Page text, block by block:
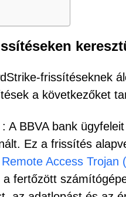
frissítéseknek
a következőket
: A BBVA bank
Ez a frissítés
Access Trojan
fertőzött